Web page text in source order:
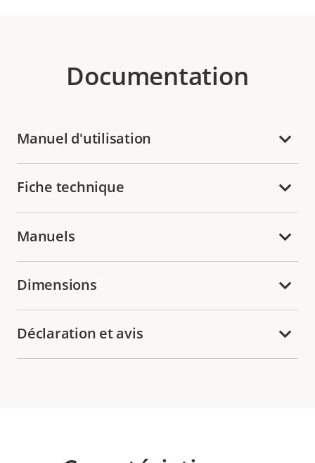
Documentation
Manuel d'utilisation
Fiche technique
Manuels
Dimensions
Déclaration et avis